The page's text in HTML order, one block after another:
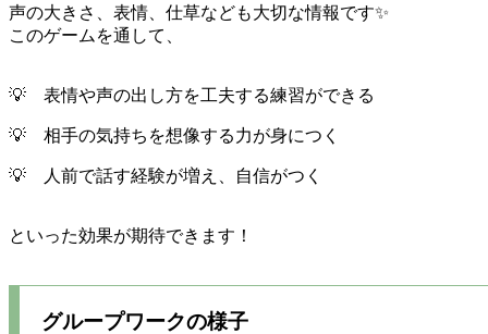
声の大きさ、表情、仕草なども大切な情報です✨️
このゲームを通して、
💡 表情や声の出し方を工夫する練習ができる
💡 相手の気持ちを想像する力が身につく
💡 人前で話す経験が増え、自信がつく
といった効果が期待できます！
グループワークの様子